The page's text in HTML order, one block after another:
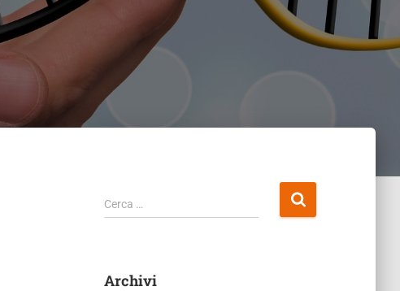
Cerca …
Archivi